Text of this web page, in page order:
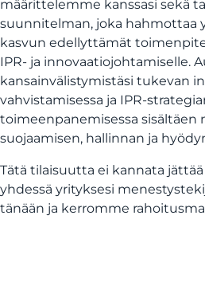
määrittelemme kanssasi sekä
suunnitelman, joka hahmottaa
kasvun edellyttämät
IPR- ja innovaatiojohtamiselle.
kansainvälistymistäsi tukevan
vahvistamisessa ja IPR-
toimeenpanemisessa sisältäen
suojaamisen, hallinnan ja
Tätä tilaisuutta ei kannata
yhdessä yrityksesi
tänään ja kerromme